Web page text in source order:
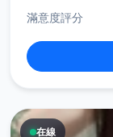
滿意度評分
在線